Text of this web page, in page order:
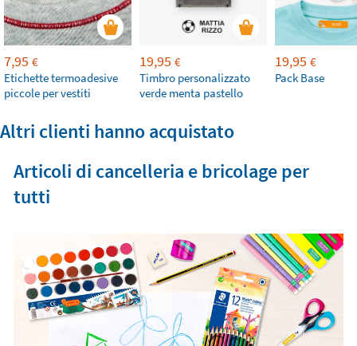
7,95 €
Etichette termoadesive
piccole per vestiti
19,95 €
Timbro personalizzato
verde menta pastello
19,95 €
Pack Base
Altri clienti hanno acquistato
Articoli di cancelleria e bricolage per
tutti